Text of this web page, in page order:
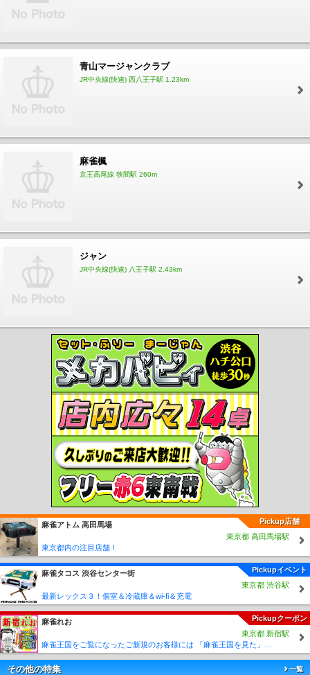
青山マージャンクラブ
JR中央線(快速) 西八王子駅 1.23km
麻雀楓
京王高尾線 狭間駅 260m
ジャン
JR中央線(快速) 八王子駅 2.43km
Pickup店舗
麻雀アトム 高田馬場
東京都 高田馬場駅
東京都内の注目店舗！
Pickupイベント
麻雀タコス 渋谷センター街
東京都 渋谷駅
最新レックス３！個室＆冷蔵庫＆wi-fi＆充電
Pickupクーポン
麻雀れお
東京都 新宿駅
その他の特集 一覧